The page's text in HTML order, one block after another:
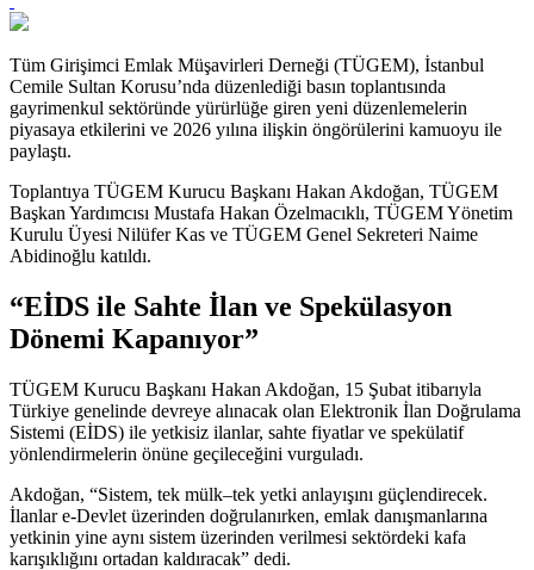
Tüm Girişimci Emlak Müşavirleri Derneği (TÜGEM), İstanbul
Cemile Sultan Korusu’nda düzenlediği basın toplantısında
gayrimenkul sektöründe yürürlüğe giren yeni düzenlemelerin
piyasaya etkilerini ve 2026 yılına ilişkin öngörülerini kamuoyu ile
paylaştı.
Toplantıya TÜGEM Kurucu Başkanı Hakan Akdoğan, TÜGEM
Başkan Yardımcısı Mustafa Hakan Özelmacıklı, TÜGEM Yönetim
Kurulu Üyesi Nilüfer Kas ve TÜGEM Genel Sekreteri Naime
Abidinoğlu katıldı.
“EİDS ile Sahte İlan ve Spekülasyon
Dönemi Kapanıyor”
TÜGEM Kurucu Başkanı Hakan Akdoğan, 15 Şubat itibarıyla
Türkiye genelinde devreye alınacak olan Elektronik İlan Doğrulama
Sistemi (EİDS) ile yetkisiz ilanlar, sahte fiyatlar ve spekülatif
yönlendirmelerin önüne geçileceğini vurguladı.
Akdoğan, “Sistem, tek mülk–tek yetki anlayışını güçlendirecek.
İlanlar e-Devlet üzerinden doğrulanırken, emlak danışmanlarına
yetkinin yine aynı sistem üzerinden verilmesi sektördeki kafa
karışıklığını ortadan kaldıracak” dedi.